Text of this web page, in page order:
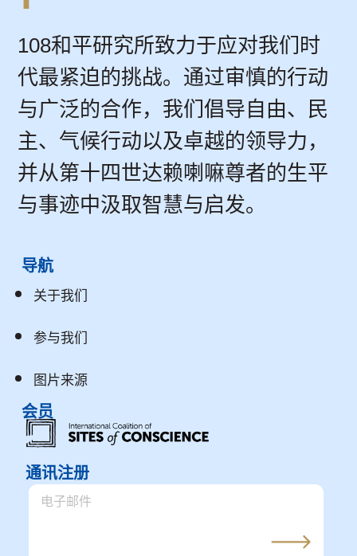
108和平研究所致力于应对我们时
代最紧迫的挑战。通过审慎的行动
与广泛的合作，我们倡导自由、民
主、气候行动以及卓越的领导力，
并从第十四世达赖喇嘛尊者的生平
与事迹中汲取智慧与启发。
导航
关于我们
参与我们
图片来源
会员
通讯注册